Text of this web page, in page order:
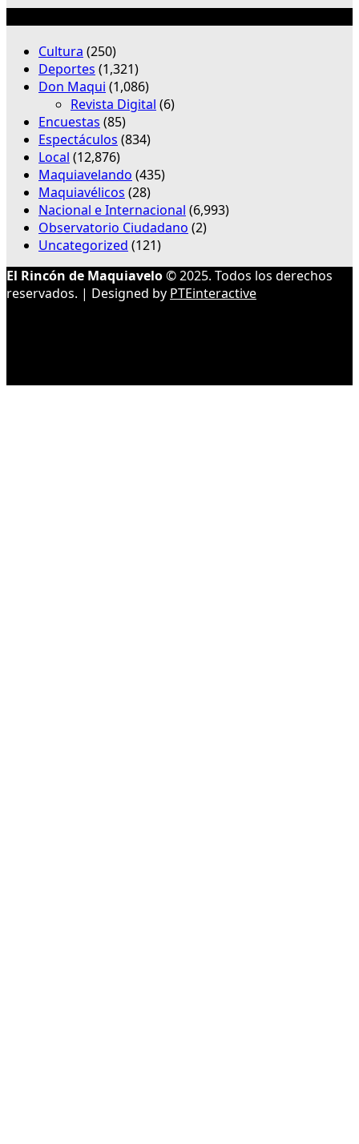
Cultura (250)
Deportes (1,321)
Don Maqui (1,086)
Revista Digital (6)
Encuestas (85)
Espectáculos (834)
Local (12,876)
Maquiavelando (435)
Maquiavélicos (28)
Nacional e Internacional (6,993)
Observatorio Ciudadano (2)
Uncategorized (121)
El Rincón de Maquiavelo© 2025. Todos los derechos
reservados. | Designed by PTEinteractive